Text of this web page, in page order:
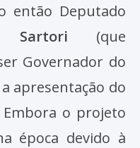
então Deputado
(que
Governador do
apresentação do
Embora o projeto
época devido à